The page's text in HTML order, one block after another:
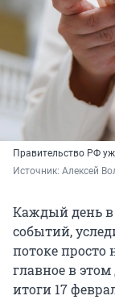
Правительство РФ
Источник: Алексей
Каждый день в
событий,
потоке
главное в
итоги 17